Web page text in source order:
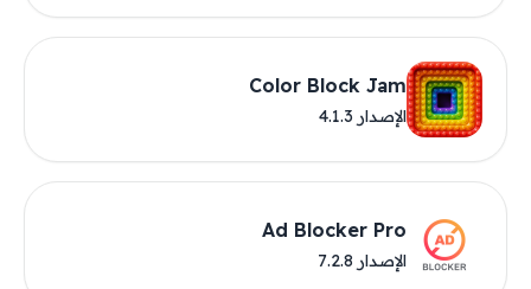
Color Block Jam
الإصدار 4.1.3
Ad Blocker Pro
الإصدار 7.2.8